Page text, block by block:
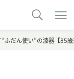
ふだん使い”の漆器【85